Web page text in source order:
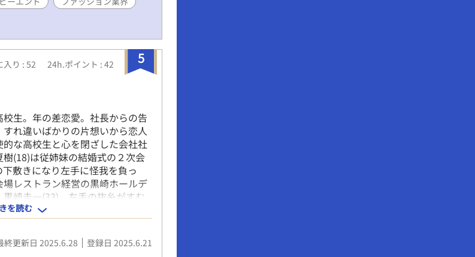
ら下す辣腕社長として振る舞う
る“子供”のような一貴は、繊細
粋な顔を見せる。それは、ごく
だった。 さらに、プライベート
なく、不器用で世話がかかる。修
、少しずつ愛おしさを感じてい
“家族”のような存在――アルデバ
する視線。ほどけない距離。華
台に描かれる、不器用な大人達
の天使～あの日に出会った旋律」
れて眠る～」「ファーストコン
を降らせる」「森林の星空少年
夜、鬼は恋を知る～君には触れ
ます。
5
入り : 52 24h.ポイント : 42
生。年の差恋愛。社長からの告
れ違いばかりの片想いから恋人
な高校生と心を閉ざした会社社
(18)は従姉妹の結婚式の２次会
敷きになり左手に怪我を負っ
レストラン経営の黒崎ホールデ
黒崎圭一(33)。左手の抜糸がすむ
とになった。黒崎は誰にも心を
。しかしながら、夏樹は黒崎の
に、本音を吐き出す。２人は孤
崎に惹かれていく。黒崎は夏樹に
を読む
終更新日 2025.6.28 登録日 2025.6.21